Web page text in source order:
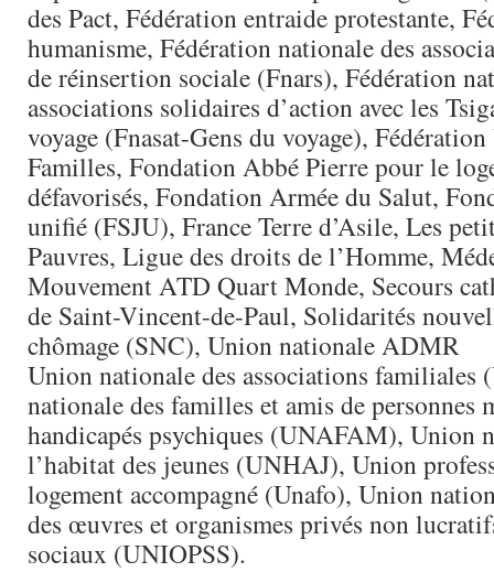
des Pact, Fédération entraide protestante,
humanisme, Fédération nationale des
de réinsertion sociale (Fnars), Fédération
associations solidaires d’action avec les
voyage (Fnasat-Gens du voyage), Fédération
Familles, Fondation Abbé Pierre pour le
défavorisés, Fondation Armée du Salut,
unifié (FSJU), France Terre d’Asile, Les
Pauvres, Ligue des droits de l’Homme,
Mouvement ATD Quart Monde, Secours
de Saint-Vincent-de-Paul, Solidarités
chômage (SNC), Union nationale ADMR
Union nationale des associations
nationale des familles et amis de personnes
handicapés psychiques (UNAFAM), Union
l’habitat des jeunes (UNHAJ), Union
logement accompagné (Unafo), Union
des œuvres et organismes privés non
sociaux (UNIOPSS).